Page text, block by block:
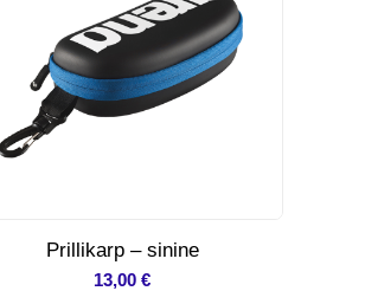
Prillikarp – sinine
13,00€